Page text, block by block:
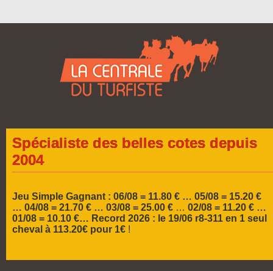
Spécialiste des belles cotes depuis
2004
Jeu Simple Gagnant : 06/08 = 11.80 € … 05/08 = 15.20 €
… 04/08 = 21.70 € … 03/08 = 25.00 € … 02/08 = 11.20 € …
01/08 = 10.10 €… Record 2026 : le 19/06 r8-311 en 1 seul
cheval à 113.20€ pour 1€ !